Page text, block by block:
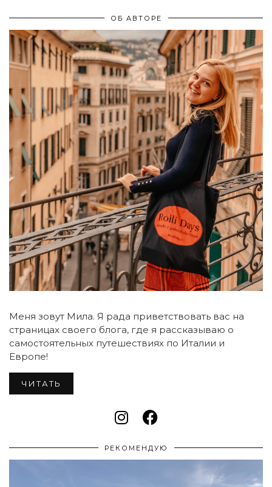
ОБ АВТОРЕ
Меня зовут Мила. Я рада приветствовать вас на
страницах своего блога, где я рассказываю о
самостоятельных путешествиях по Италии и
Европе!
ЧИТАТЬ
РЕКОМЕНДУЮ